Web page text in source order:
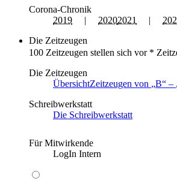
Corona-Chronik
2019 | 20202021 |
Die Zeitzeugen
100 Zeitzeugen stellen sich vor *
Die Zeitzeugen
ÜbersichtZeitzeugen von B –
Schreibwerkstatt
Die Schreibwerkstatt
Für Mitwirkende
LogIn Intern